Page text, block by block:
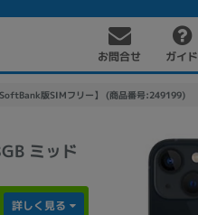
お問合せ ガイド
版SIMフリー】 (商品番号:249199)
ミッド
詳しく見る